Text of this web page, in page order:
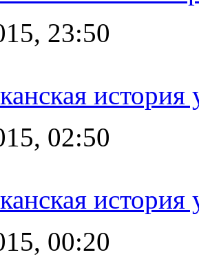
23:50
история
02:50
история
00:20